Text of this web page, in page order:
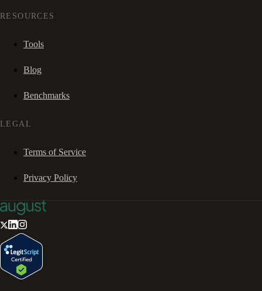
RESOURCES
Tools
Blog
Benchmarks
LEGAL
Terms of Service
Privacy Policy